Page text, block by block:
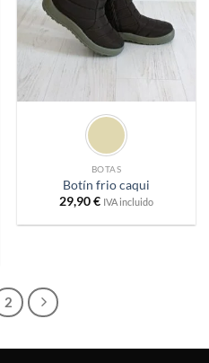
BOTAS
Botín frio caqui
29,90€ IVA incluido
2